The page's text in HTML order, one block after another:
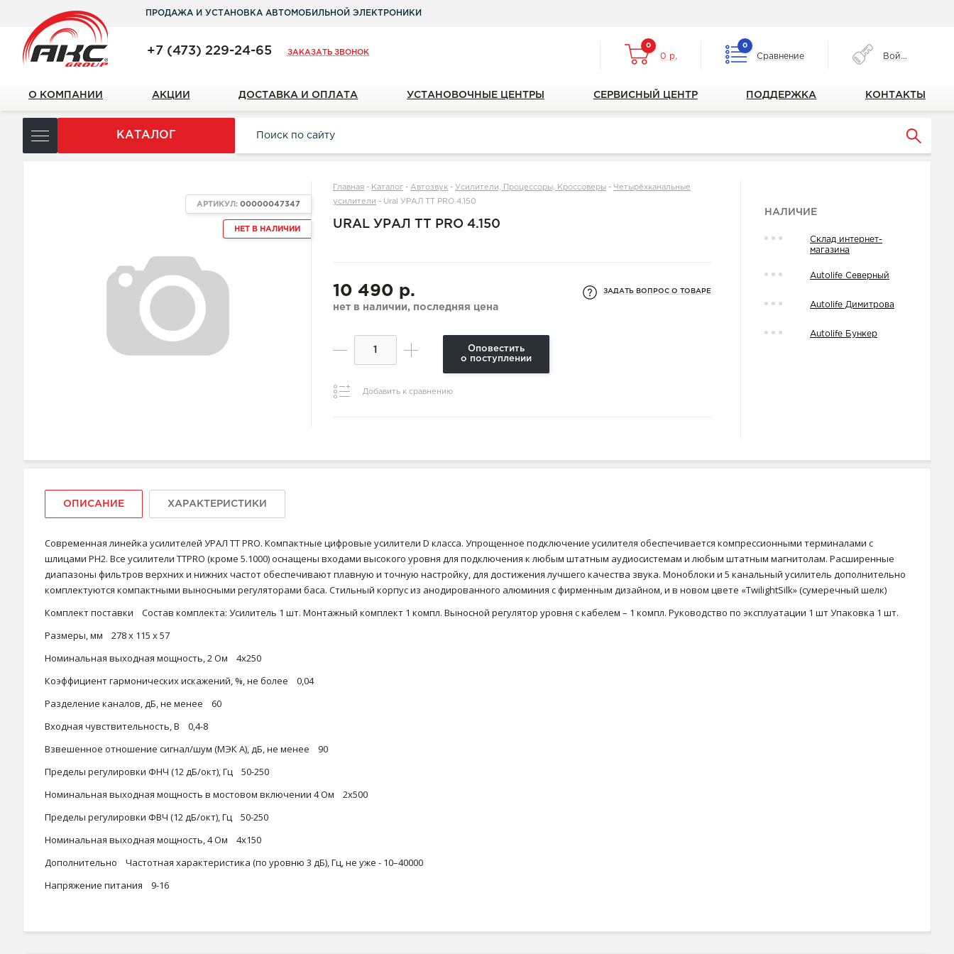
ПРОДАЖА И УСТАНОВКА АВТОМОБИЛЬНОЙ ЭЛЕКТРОНИКИ
+7 (473) 229-24-65 ЗАКАЗАТЬ ЗВОНОК
0
0 р.
0
Сравнение Войти
О КОМПАНИИ АКЦИИ ДОСТАВКА И ОПЛАТА УСТАНОВОЧНЫЕ ЦЕНТРЫ СЕРВИСНЫЙ ЦЕНТР ПОДДЕРЖКА КОНТАКТЫ
КАТАЛОГ
НЕТ В НАЛИЧИИ
АРТИКУЛ:00000047347
Главная - Каталог -Автозвук - Усилители, Процессоры, Кроссоверы - Четырёхканальные
усилители - Ural УРАЛ ТТ PRO 4.150
URAL УРАЛ ТТ PRO 4.150
10 490 р.
нет в наличии, последняя цена
ЗАДАТЬ ВОПРОС О ТОВАРЕ
Оповестить
о поступлении
Добавить к сравнению
НАЛИЧИЕ
Склад интернет-
магазина
Autolife Северный
Autolife Димитрова
Autolife Бункер
ОПИСАНИЕ ХАРАКТЕРИСТИКИ
Современная линейка усилителей УРАЛ ТТ PRO. Компактные цифровые усилители D класса. Упрощенное подключение усилителя обеспечивается компрессионными терминалами с
шлицами PH2. Все усилители TTPRO (кроме 5.1000) оснащены входами высокого уровня для подключения к любым штатным аудиосистемам и любым штатным магнитолам. Расширенные
диапазоны фильтров верхних и нижних частот обеспечивают плавную и точную настройку, для достижения лучшего качества звука. Моноблоки и 5 канальный усилитель дополнительно
комплектуются компактными выносными регуляторами баса. Стильный корпус из анодированного алюминия с фирменным дизайном, и в новом цвете «TwilightSilk» (сумеречный шелк)
Комплект поставки Состав комплекта: Усилитель 1 шт. Монтажный комплект 1 компл. Выносной регулятор уровня с кабелем – 1 компл. Руководство по эксплуатации 1 шт Упаковка 1 шт.
Размеры, мм 278 x 115 x 57
Номинальная выходная мощность, 2 Ом 4х250
Коэффициент гармонических искажений, %, не более 0,04
Разделение каналов, дБ, не менее 60
Входная чувствительность, В 0,4-8
Взвешенное отношение сигнал/шум (МЭК А), дБ, не менее 90
Пределы регулировки ФНЧ (12 дБ/окт), Гц 50-250
Номинальная выходная мощность в мостовом включении 4 Ом 2х500
Пределы регулировки ФВЧ (12 дБ/окт), Гц 50-250
Номинальная выходная мощность, 4 Ом 4x150
Дополнительно Частотная характеристика (по уровню 3 дБ), Гц, не уже - 10–40000
Напряжение питания 9-16